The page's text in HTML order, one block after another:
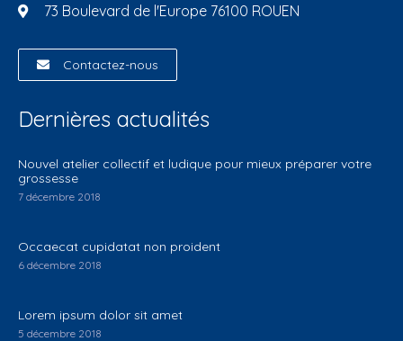
73 Boulevard de l'Europe 76100 ROUEN
Contactez-nous
Dernières actualités
Nouvel atelier collectif et ludique pour mieux préparer votre
grossesse
7 décembre 2018
Occaecat cupidatat non proident
6 décembre 2018
Lorem ipsum dolor sit amet
5 décembre 2018